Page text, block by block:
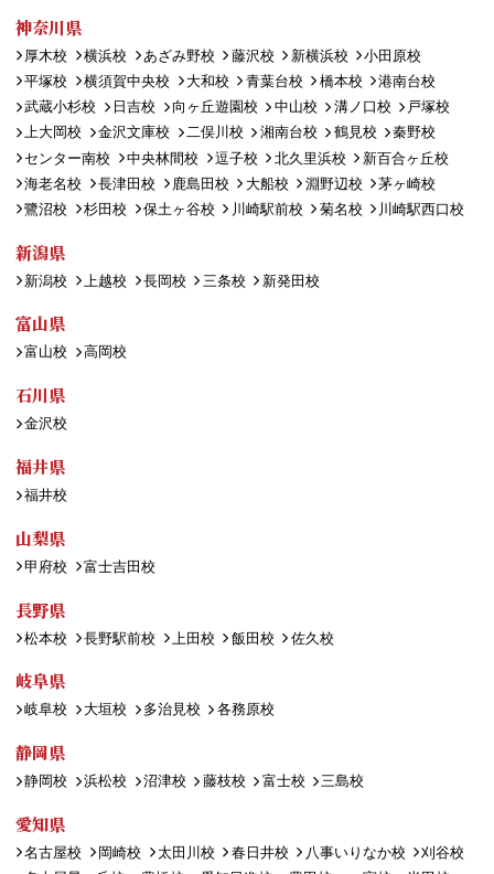
神奈川県
厚木校 横浜校 あざみ野校 藤沢校 新横浜校
小田原校
平塚校
横須賀中央校 大和校 青葉台校 橋本校
港南台校
武蔵小杉校
日吉校 向ヶ丘遊園校 中山校 溝ノ口校
戸塚校
上大岡校
金沢文庫校 二俣川校 湘南台校 鶴見校
秦野校
センター南校
中央林間校 逗子校 北久里浜校
新百合ヶ丘校
海老名校
長津田校 鹿島田校 大船校 淵野辺校
茅ヶ崎校
鷺沼校
杉田校 保土ヶ谷校 川崎駅前校 菊名校 川崎駅西口校
新潟県
新潟校 上越校 長岡校 三条校 新発田校
富山県
富山校 高岡校
石川県
金沢校
福井県
福井校
山梨県
甲府校 富士吉田校
長野県
松本校 長野駅前校 上田校 飯田校 佐久校
岐阜県
岐阜校 大垣校 多治見校 各務原校
静岡県
静岡校 浜松校 沼津校 藤枝校 富士校 三島校
愛知県
名古屋校 岡崎校 太田川校 春日井校 八事いりなか校
刈谷校